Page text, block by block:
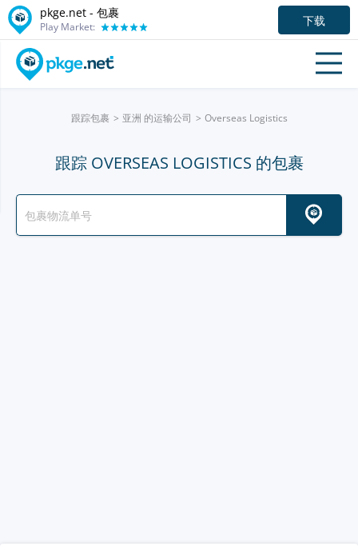
pkge.net - 包裹
Play Market: 下载
跟踪包裹 亚洲 的运输公司 Overseas Logistics
跟踪 OVERSEAS LOGISTICS 的包裹